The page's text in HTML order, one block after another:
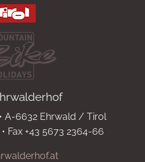
A-6632 Ehrwald / Tirol
Fax +43 5673 2364-66